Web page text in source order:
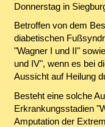
Donnerstag in
Betroffen von dem
diabetischen
"Wagner I und II"
und IV", wenn es bei
Aussicht auf Heilung
Besteht eine solche
Erkrankungsstadien
Amputation der